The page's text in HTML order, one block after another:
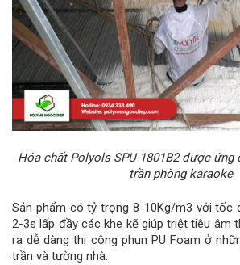
Hóa chất Polyols SPU-1801B2 được ứng
trần phòng karaoke
Sản phẩm có tỷ trọng 8-10Kg/m3 với tốc
2-3s lấp đầy các khe kẽ giúp triệt tiêu âm
ra dễ dàng thi công phun PU Foam ở
trần và tường nhà.